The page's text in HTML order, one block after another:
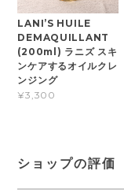
LANI’S HUILE
DEMAQUILLANT
(200ml) ラニズ スキ
ンケアするオイルクレ
ンジング
¥3,300
ショップの評価